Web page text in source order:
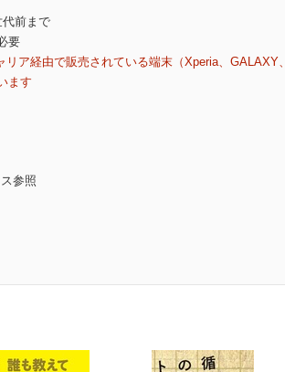
前まで
要
ア経由で販売されている端末（Xperia、GALAXY、
ます
参照